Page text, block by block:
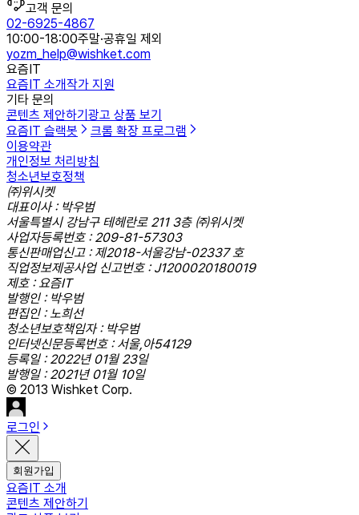
고객 문의
02-6925-4867
10:00-18:00주말·공휴일 제외
yozm_help@wishket.com
요즘IT
요즘IT 소개작가 지원
기타 문의
콘텐츠 제안하기 광고 상품 보기
요즘IT 슬랙봇
크롬 확장 프로그램
이용약관
개인정보 처리방침
청소년보호정책
㈜위시켓
대표이사 : 박우범
서울특별시 강남구 테헤란로 211 3층 ㈜위시켓
사업자등록번호 : 209-81-57303
통신판매업신고 : 제2018-서울강남-02337 호
직업정보제공사업 신고번호 : J1200020180019
제호 : 요즘IT
발행인 : 박우범
편집인 : 노희선
청소년보호책임자 : 박우범
인터넷신문등록번호 : 서울,아54129
등록일 : 2022년 01월 23일
발행일 : 2021년 01월 10일
© 2013 Wishket Corp.
로그인
회원가입
요즘IT 소개
콘텐츠 제안하기